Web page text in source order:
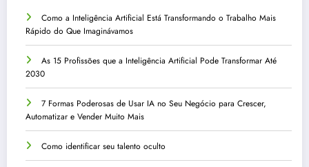
Como a Inteligência Artificial Está Transformando o Trabalho Mais
Rápido do Que Imaginávamos
As 15 Profissões que a Inteligência Artificial Pode Transformar Até
2030
7 Formas Poderosas de Usar IA no Seu Negócio para Crescer,
Automatizar e Vender Muito Mais
Como identificar seu talento oculto